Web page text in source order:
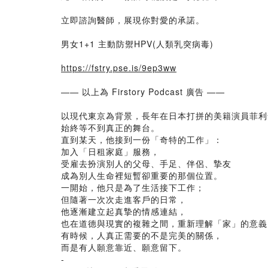
立即諮詢醫師，展現你對愛的承諾。
男女1+1 主動防禦HPV(人類乳突病毒)
https://fstry.pse.is/9ep3ww
—— 以上為 Firstory Podcast 廣告 ——
以現代東京為背景，長年在日本打拼的美籍演員菲
始終等不到真正的舞台。
直到某天，他接到一份「奇特的工作」：
加入「日租家庭」服務，
受雇去扮演別人的父母、手足、伴侶、摯友
成為別人生命裡短暫卻重要的那個位置。
一開始，他只是為了生活接下工作；
但隨著一次次走進客戶的日常，
他逐漸建立起真摯的情感連結，
也在道德與現實的複雜之間，重新理解「家」的意
有時候，人真正需要的不是完美的關係，
而是有人願意靠近、願意留下。
-